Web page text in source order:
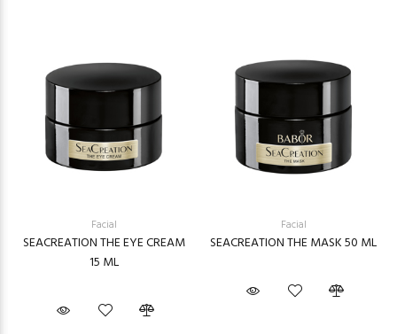
Facial
SEACREATION THE EYE CREAM
15 ML
Facial
SEACREATION THE MASK 50 ML